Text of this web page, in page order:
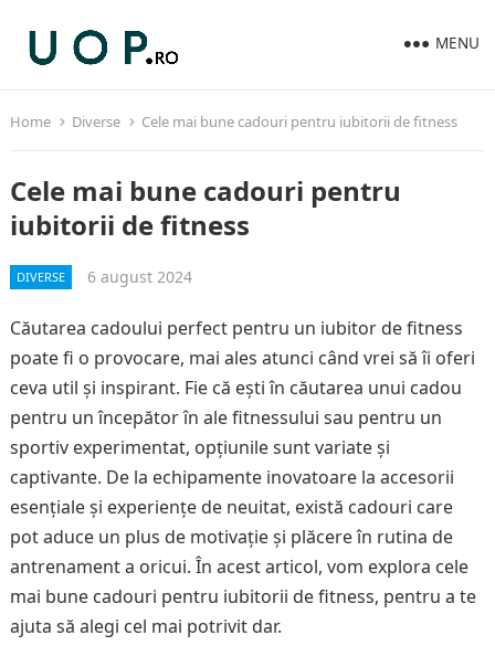
MENU
Home Diverse Cele mai bune cadouri pentru iubitorii de fitness
Cele mai bune cadouri pentru
iubitorii de fitness
DIVERSE 6 august 2024
Căutarea cadoului perfect pentru un iubitor de fitness
poate fi o provocare, mai ales atunci când vrei să îi oferi
ceva util și inspirant. Fie că ești în căutarea unui cadou
pentru un începător în ale fitnessului sau pentru un
sportiv experimentat, opțiunile sunt variate și
captivante. De la echipamente inovatoare la accesorii
esențiale și experiențe de neuitat, există cadouri care
pot aduce un plus de motivație și plăcere în rutina de
antrenament a oricui. În acest articol, vom explora cele
mai bune cadouri pentru iubitorii de fitness, pentru a te
ajuta să alegi cel mai potrivit dar.